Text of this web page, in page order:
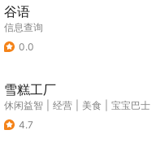
谷语
信息查询
0.0
雪糕工厂
休闲益智 经营 美食
宝宝巴士
4.7